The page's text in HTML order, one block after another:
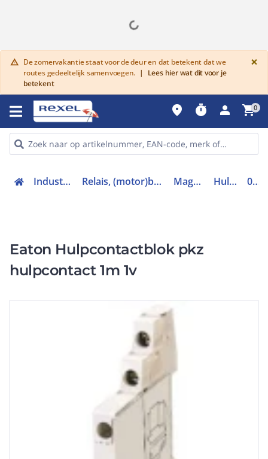
warning De zomervakantie staat voor de deur en dat betekent dat we
routes gedeeltelijk samenvoegen. |
Lees hier wat dit voor je
betekent
×
place timer person shopping_cart0
Industriele componenten Relais, (motor)beveiliging en magneetschakelaars Magneetschakelaars Hulpcontactblok 072896
Eaton Hulpcontactblok pkz
hulpcontact 1m 1v